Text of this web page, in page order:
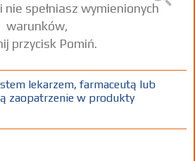
spełniasz wymienionych
warunków,
przycisk Pomiń.
lekarzem, farmaceutą lub
zaopatrzenie w produkty